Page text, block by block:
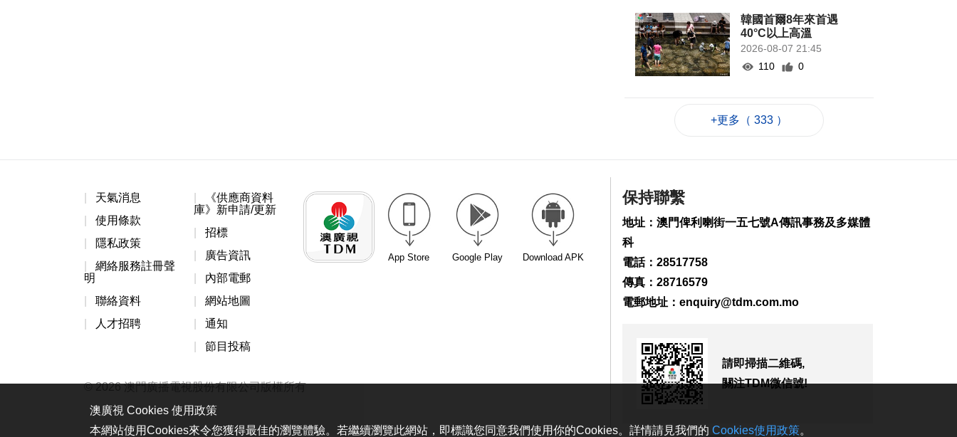
韓國首爾8年來首遇
40°C以上高溫
2026-08-07 21:45
110
0
跟風
99
0
149
新
166
0
助企業出海
+更多（ 333 ）
天氣消息
使用條款
隱私政策
網絡服務註冊聲
明
聯絡資料
人才招聘
《供應商資料
庫》新申請/更新
招標
廣告資訊
內部電郵
網站地圖
通知
節目投稿
App Store Google Play Download APK
© 2026 澳門廣播電視股份有限公司版權所有
保持聯繫
地址：澳門俾利喇街一五七號A傳訊事務及多媒體
科
電話：28517758
傳真：28716579
電郵地址： enquiry@tdm.com.mo
請即掃描二維碼,
關注TDM微信號!
澳廣視 Cookies 使用政策
本網站使用Cookies來令您獲得最佳的瀏覽體驗。若繼續瀏覽此網站，即標識您同意我們使用你的Cookies。詳情請見我們的 Cookies使用政策。